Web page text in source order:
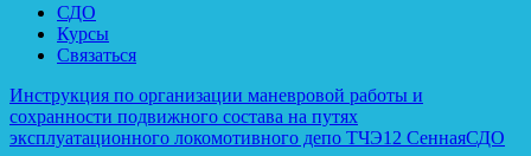
СДО
Курсы
Связаться
Инструкция по организации маневровой работы и
сохранности подвижного состава на путях
эксплуатационного локомотивного депо ТЧЭ12 СеннаяСДО